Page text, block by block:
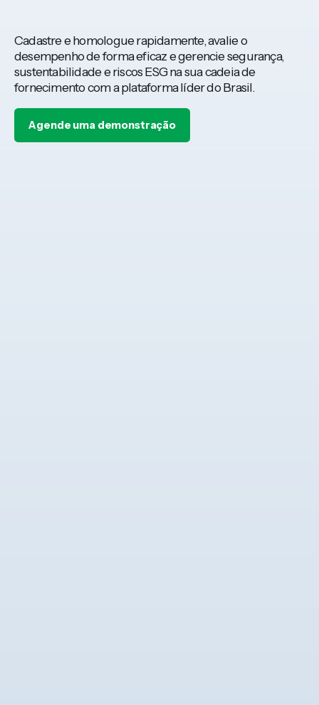
Cadastre e homologue rapidamente, avalie o
desempenho de forma eficaz e gerencie segurança,
sustentabilidade e riscos ESG na sua cadeia de
fornecimento com a plataforma líder do Brasil.
Agende uma demonstração